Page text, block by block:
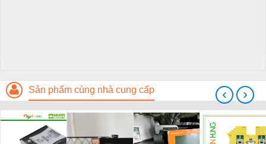
Sản phẩm cùng nhà cung cấp ‹ ›